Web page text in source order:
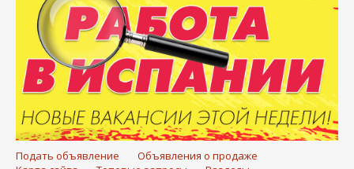
Подать объявление
Объявления о продаже